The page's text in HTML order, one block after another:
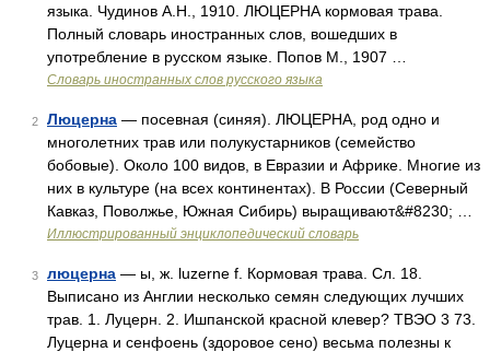
языка. Чудинов А.Н., 1910. ЛЮЦЕРНА кормовая трава.
Полный словарь иностранных слов, вошедших в
употребление в русском языке. Попов М., 1907 …
Словарь иностранных слов русского языка
2 Люцерна — посевная (синяя). ЛЮЦЕРНА, род одно и
многолетних трав или полукустарников (семейство
бобовые). Около 100 видов, в Евразии и Африке. Многие из
них в культуре (на всех континентах). В России (Северный
Кавказ, Поволжье, Южная Сибирь) выращивают&#8230; …
Иллюстрированный энциклопедический словарь
3 люцерна — ы, ж. luzerne f. Кормовая трава. Сл. 18.
Выписано из Англии несколько семян следующих лучших
трав. 1. Луцерн. 2. Ишпанской красной клевер? ТВЭО 3 73.
Луцерна и сенфоень (здоровое сено) весьма полезны к